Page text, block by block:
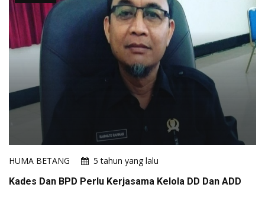
HUMA BETANG
5 tahun yang lalu
Kades Dan BPD Perlu Kerjasama Kelola DD Dan ADD